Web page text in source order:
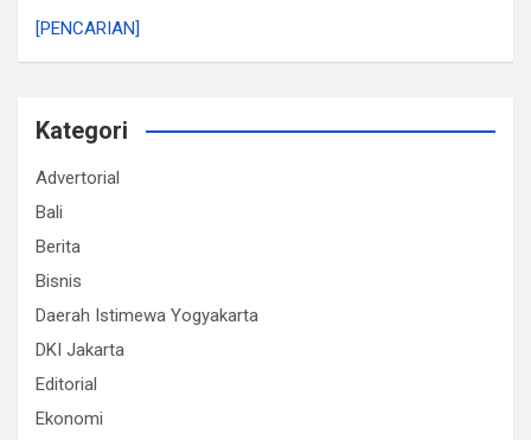
[PENCARIAN]
Kategori
Advertorial
Bali
Berita
Bisnis
Daerah Istimewa Yogyakarta
DKI Jakarta
Editorial
Ekonomi